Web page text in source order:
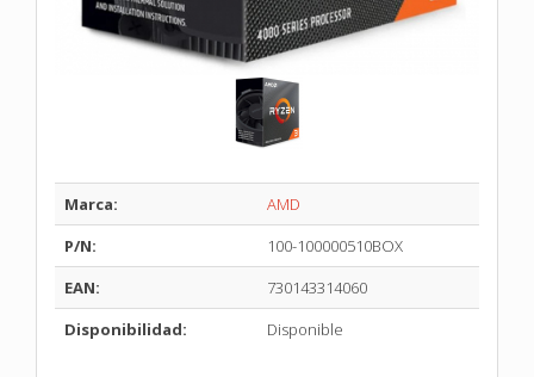
Marca:
AMD
P/N:
100-100000510BOX
EAN:
730143314060
Disponibilidad:
Disponible